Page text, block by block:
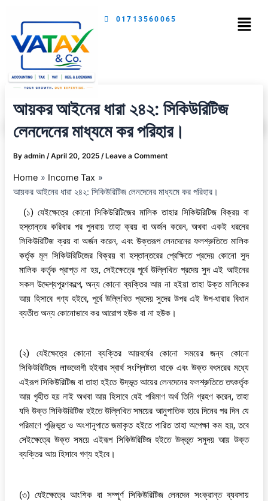
content
01713560065 Menu
আয়কর আইনের ধারা ২৪২: সিকিউরিটিজ
লেনদেনের মাধ্যমে কর পরিহার।
Byadmin/April 20, 2025/Leave a Comment
Home
Income Tax
আয়কর আইনের ধারা ২৪২: সিকিউরিটিজ লেনদেনের মাধ্যমে কর পরিহার।
(১) যেইক্ষেত্রে কোনো সিকিউরিটিজের মালিক তাহার সিকিউরিটিজ বিক্রয় বা
হস্তান্তর করিবার পর পুনরায় তাহা ক্রয় বা অর্জন করেন, অথবা একই ধরনের
সিকিউরিটিজ ক্রয় বা অর্জন করেন, এবং উক্তরূপ লেনদেনের ফলশ্রুতিতে মালিক
কর্তৃক মূল সিকিউরিটিজের বিক্রয় বা হস্তান্তরের প্রেক্ষিতে প্রদেয় কোনো সুদ
মালিক কর্তৃক প্রাপ্ত না হয়, সেইক্ষেত্রে পূর্বে উল্লিখিত প্রদেয় সুদ এই আইনের
সকল উদ্দেশ্যপূরণকল্পে, অন্য কোনো ব্যক্তির আয় না হইয়া তাহা উক্ত মালিকের
আয় হিসাবে গণ্য হইবে, পূর্বে উল্লিখিত প্রদেয় সুদের উপর এই উপ-ধারার বিধান
ব্যতীত অন্য কোনোভাবে কর আরোপ হউক বা না হউক।
(২) যেইক্ষেত্রে কোনো ব্যক্তির আয়বর্ষের কোনো সময়ের জন্য কোনো
সিকিউরিটিজে লাভভোগী হইবার স্বার্থ সংশ্লিষ্টতা থাকে এবং উক্ত বৎসরের মধ্যে
এইরূপ সিকিউরিটিজ বা তাহা হইতে উদ্ভূত আয়ের লেনদেনের ফলশ্রুতিতে তৎকর্তৃক
আয় গৃহীত হয় নাই অথবা আয় হিসাবে যেই পরিমাণ অর্থ তিনি গ্রহণ করেন, তাহা
যদি উক্ত সিকিউরিটিজ হইতে উল্লিখিত সময়ের আনুপাতিক হারে দিনের পর দিন যে
পরিমাণে পুঞ্জিভূত ও অংশানুপাতে জমাকৃত হইতে পারিত তাহা অপেক্ষা কম হয়, তবে
সেইক্ষেত্রে উক্ত সময়ে এইরূপ সিকিউরিটিজ হইতে উদ্ভূত সমুদয় আয় উক্ত
ব্যক্তির আয় হিসাবে গণ্য হইবে।
(৩) যেইক্ষেত্রে আংশিক বা সম্পূর্ণ সিকিউরিটিজ লেনদেন সংক্রান্ত ব্যবসায়